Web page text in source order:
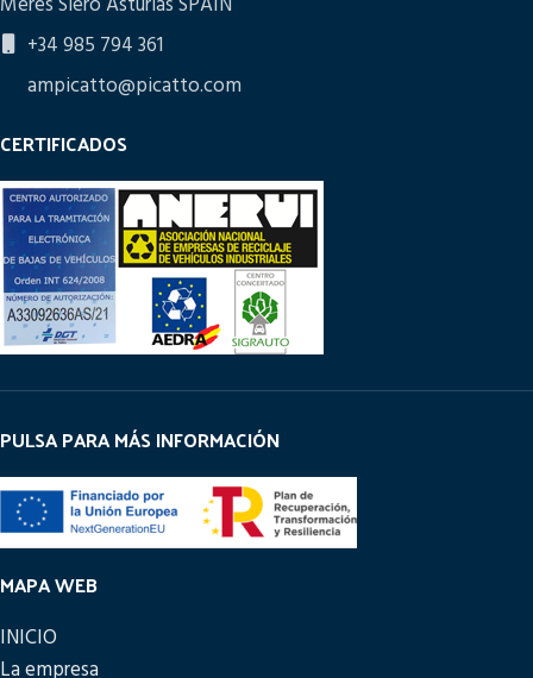
+34 985 794 361
ampicatto@picatto.com
CERTIFICADOS
PULSA PARA MÁS INFORMACIÓN
MAPA WEB
INICIO
La empresa